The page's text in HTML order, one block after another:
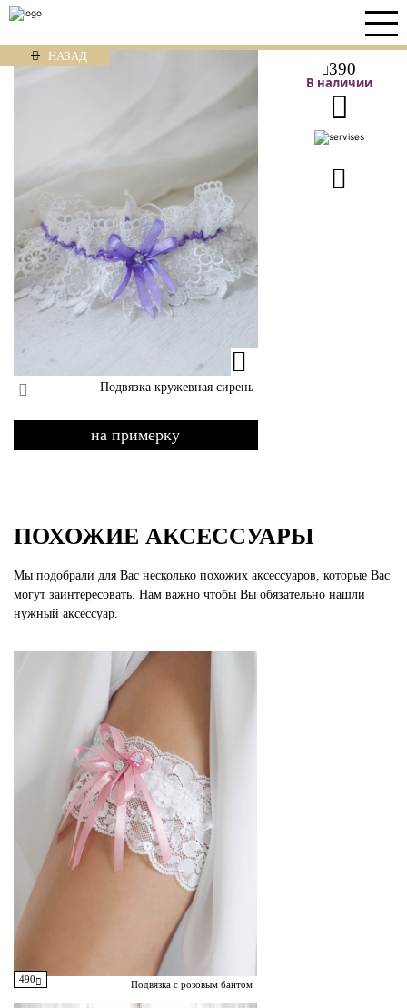
НАЗАД
390
В наличии
Подвязка кружевная сирень
на примерку
ПОХОЖИЕ АКСЕССУАРЫ
Мы подобрали для Вас несколько похожих аксессуаров, которые Вас
могут заинтересовать. Нам важно чтобы Вы обязательно нашли
нужный аксессуар.
490 Подвязка с розовым бантом